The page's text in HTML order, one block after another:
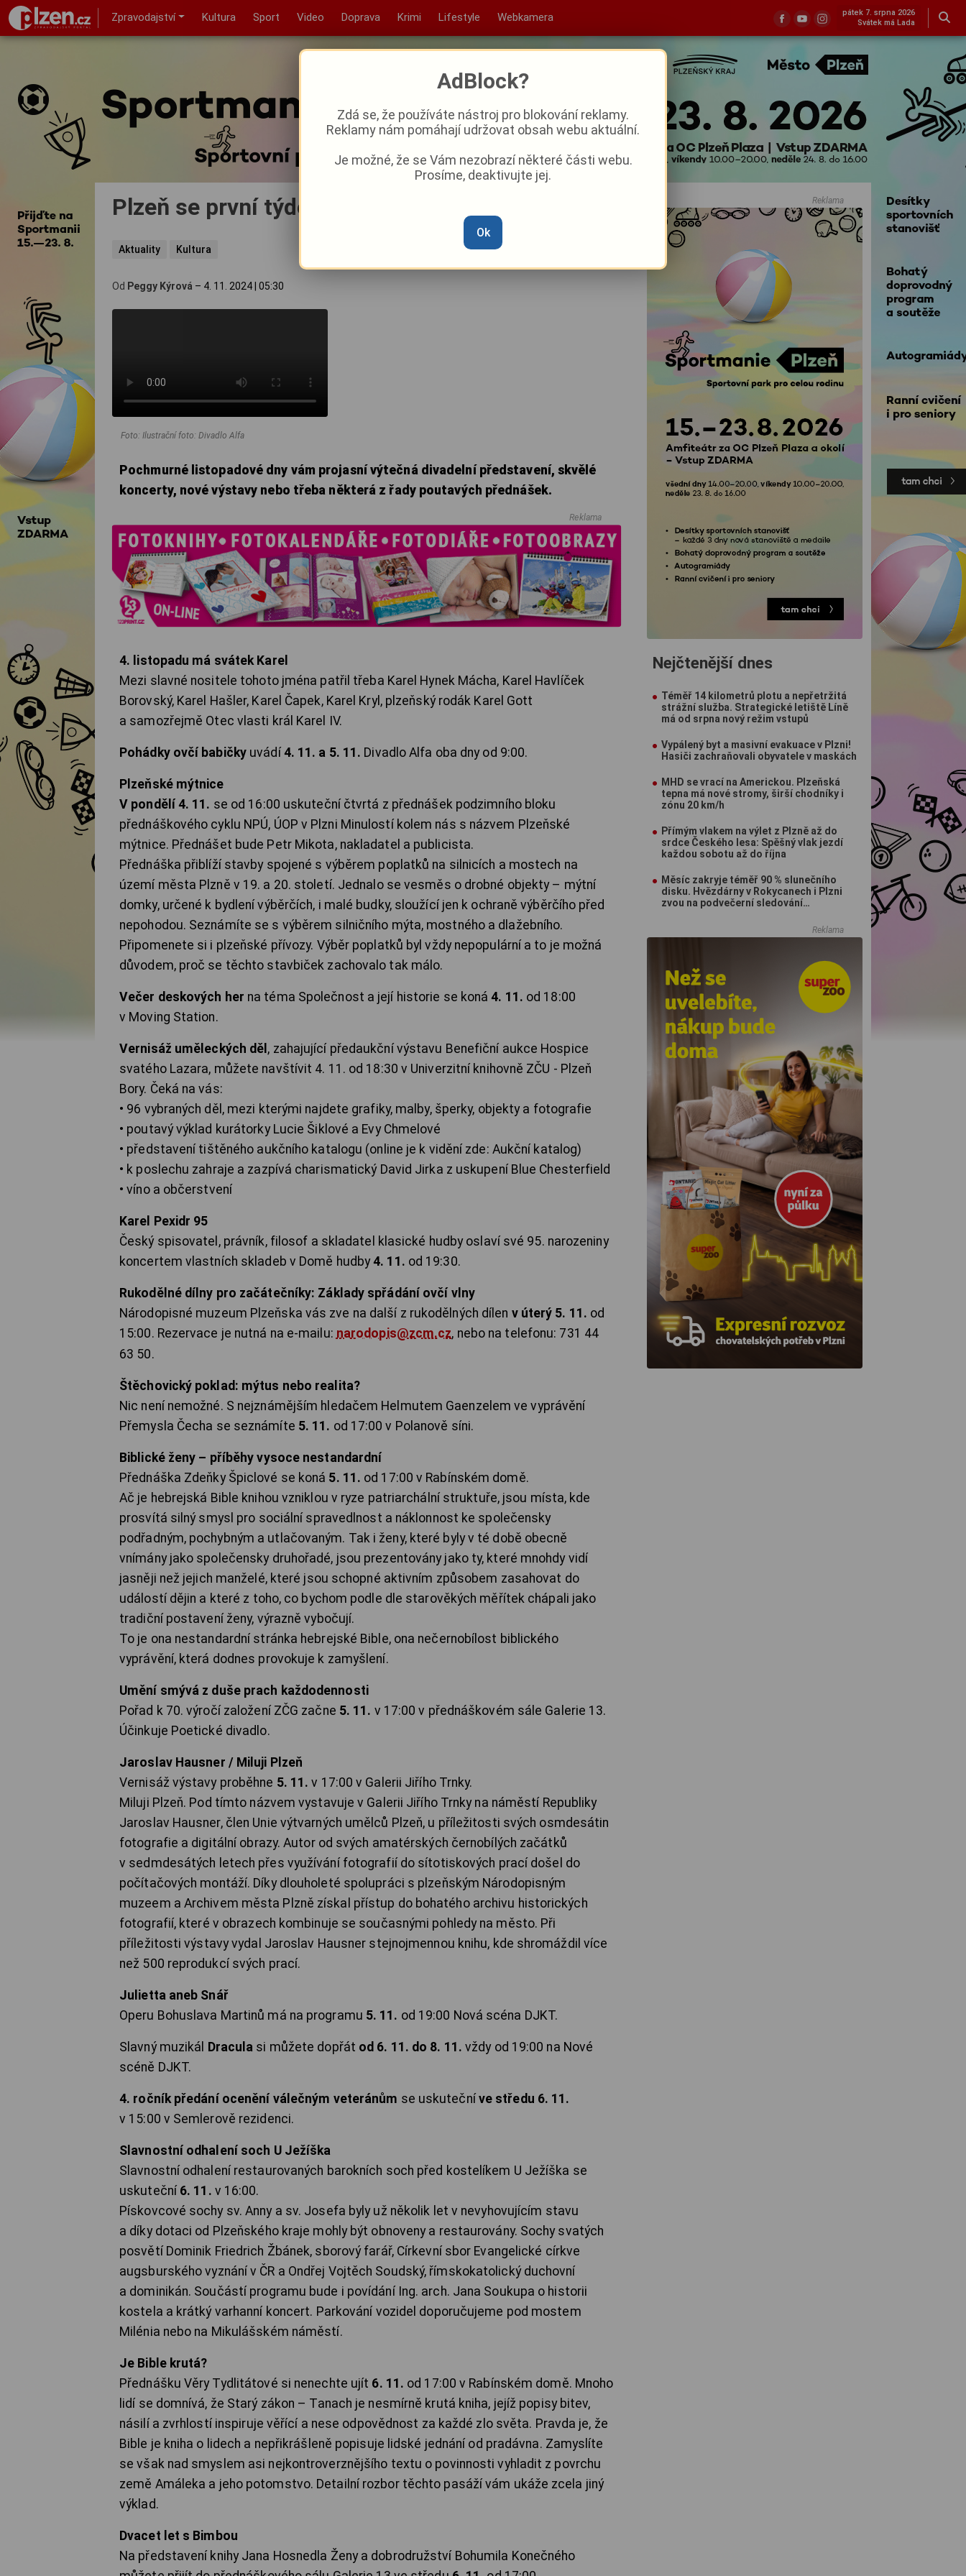
Zpravodajství Kultura Sport Video Doprava Krimi Lifestyle Webkamera
pátek 7. srpna 2026
Svátek má Lada
Plzeň se první týden v listopadu skvěle baví
Aktuality Kultura
Od Peggy Kýrová – 4. 11. 2024 05:30
Foto: Ilustrační foto: Divadlo Alfa
Pochmurné listopadové dny vám projasní výtečná divadelní představení, skvělé
koncerty, nové výstavy nebo třeba některá z řady poutavých přednášek.
Reklama
4. listopadu má svátek Karel
Mezi slavné nositele tohoto jména patřil třeba Karel Hynek Mácha, Karel Havlíček
Borovský, Karel Hašler, Karel Čapek, Karel Kryl, plzeňský rodák Karel Gott
a samozřejmě Otec vlasti král Karel IV.
Pohádky ovčí babičky uvádí4. 11. a 5. 11. Divadlo Alfa oba dny od 9:00.
Plzeňské mýtnice
V pondělí 4. 11. se od 16:00 uskuteční čtvrtá z přednášek podzimního bloku
přednáškového cyklu NPÚ, ÚOP v Plzni Minulostí kolem nás s názvem Plzeňské
mýtnice. Přednášet bude Petr Mikota, nakladatel a publicista.
Přednáška přiblíží stavby spojené s výběrem poplatků na silnicích a mostech na
území města Plzně v 19. a 20. století. Jednalo se vesměs o drobné objekty – mýtní
domky, určené k bydlení výběrčích, i malé budky, sloužící jen k ochraně výběrčího před
nepohodou. Seznámíte se s výběrem silničního mýta, mostného a dlažebního.
Připomenete si i plzeňské přívozy. Výběr poplatků byl vždy nepopulární a to je možná
důvodem, proč se těchto stavbiček zachovalo tak málo.
Večer deskových her na téma Společnost a její historie se koná4. 11. od 18:00
v Moving Station.
Vernisáž uměleckých děl , zahajující předaukční výstavu Benefiční aukce Hospice
svatého Lazara, můžete navštívit 4. 11. od 18:30 v Univerzitní knihovně ZČU - Plzeň
Bory. Čeká na vás:
• 96 vybraných děl, mezi kterými najdete grafiky, malby, šperky, objekty a fotografie
• poutavý výklad kurátorky Lucie Šiklové a Evy Chmelové
• představení tištěného aukčního katalogu (online je k vidění zde: Aukční katalog)
• k poslechu zahraje a zazpívá charismatický David Jirka z uskupení Blue Chesterfield
• víno a občerstvení
Karel Pexidr 95
Český spisovatel, právník, filosof a skladatel klasické hudby oslaví své 95. narozeniny
koncertem vlastních skladeb v Domě hudby4. 11. od 19:30.
Rukodělné dílny pro začátečníky: Základy spřádání ovčí vlny
Národopisné muzeum Plzeňska vás zve na další z rukodělných dílen v úterý 5. 11. od
15:00. Rezervace je nutná na e-mailu: narodopis@zcm.cz, nebo na telefonu: 731 44
63 50.
Štěchovický poklad: mýtus nebo realita?
Nic není nemožné. S nejznámějším hledačem Helmutem Gaenzelem ve vyprávění
Přemysla Čecha se seznámíte 5. 11. od 17:00 v Polanově síni.
Biblické ženy – příběhy vysoce nestandardní
Přednáška Zdeňky Špiclové se koná 5. 11. od 17:00 v Rabínském domě.
Ač je hebrejská Bible knihou vzniklou v ryze patriarchální struktuře, jsou místa, kde
prosvítá silný smysl pro sociální spravedlnost a náklonnost ke společensky
podřadným, pochybným a utlačovaným. Tak i ženy, které byly v té době obecně
vnímány jako společensky druhořadé, jsou prezentovány jako ty, které mnohdy vidí
jasněji než jejich manželé, které jsou schopné aktivním způsobem zasahovat do
událostí dějin a které z toho, co bychom podle dle starověkých měřítek chápali jako
tradiční postavení ženy, výrazně vybočují.
To je ona nestandardní stránka hebrejské Bible, ona nečernobílost biblického
vyprávění, která dodnes provokuje k zamyšlení.
Umění smývá z duše prach každodennosti
Pořad k 70. výročí založení ZČG začne 5. 11. v 17:00 v přednáškovém sále Galerie 13.
Účinkuje Poetické divadlo.
Jaroslav Hausner / Miluji Plzeň
Vernisáž výstavy proběhne 5. 11. v 17:00 v Galerii Jiřího Trnky.
Miluji Plzeň. Pod tímto názvem vystavuje v Galerii Jiřího Trnky na náměstí Republiky
Jaroslav Hausner, člen Unie výtvarných umělců Plzeň, u příležitosti svých osmdesátin
fotografie a digitální obrazy. Autor od svých amatérských černobílých začátků
v sedmdesátých letech přes využívání fotografií do sítotiskových prací došel do
počítačových montáží. Díky dlouholeté spolupráci s plzeňským Národopisným
muzeem a Archivem města Plzně získal přístup do bohatého archivu historických
fotografií, které v obrazech kombinuje se současnými pohledy na město. Při
příležitosti výstavy vydal Jaroslav Hausner stejnojmennou knihu, kde shromáždil více
než 500 reprodukcí svých prací.
Julietta aneb Snář
Operu Bohuslava Martinů má na programu 5. 11. od 19:00 Nová scéna DJKT.
Slavný muzikál Dracula si můžete dopřát od 6. 11. do 8. 11. vždy od 19:00 na Nové
scéně DJKT.
4. ročník předání ocenění válečným veteránům se uskuteční ve středu 6. 11.
v 15:00 v Semlerově rezidenci.
Slavnostní odhalení soch U Ježíška
Slavnostní odhalení restaurovaných barokních soch před kostelíkem U Ježíška se
uskuteční 6. 11. v 16:00.
Pískovcové sochy sv. Anny a sv. Josefa byly už několik let v nevyhovujícím stavu
a díky dotaci od Plzeňského kraje mohly být obnoveny a restaurovány. Sochy svatých
posvětí Dominik Friedrich Žbánek, sborový farář, Církevní sbor Evangelické církve
augsburského vyznání v ČR a Ondřej Vojtěch Soudský, římskokatolický duchovní
a dominikán. Součástí programu bude i povídání Ing. arch. Jana Soukupa o historii
kostela a krátký varhanní koncert. Parkování vozidel doporučujeme pod mostem
Milénia nebo na Mikulášském náměstí.
Je Bible krutá?
Přednášku Věry Tydlitátové si nenechte ujít 6. 11. od 17:00 v Rabínském domě. Mnoho
lidí se domnívá, že Starý zákon – Tanach je nesmírně krutá kniha, jejíž popisy bitev,
násilí a zvrhlostí inspiruje věřící a nese odpovědnost za každé zlo světa. Pravda je, že
Bible je kniha o lidech a nepřikrášleně popisuje lidské jednání od pradávna. Zamyslíte
se však nad smyslem asi nejkontroverznějšího textu o povinnosti vyhladit z povrchu
země Amáleka a jeho potomstvo. Detailní rozbor těchto pasáží vám ukáže zcela jiný
výklad.
Dvacet let s Bimbou
Na představení knihy Jana Hosnedla Ženy a dobrodružství Bohumila Konečného
Reklama
Nejčtenější dnes
Téměř 14 kilometrů plotu a nepřetržitá
strážní služba. Strategické letiště Líně
má od srpna nový režim vstupů
Vypálený byt a masivní evakuace v Plzni!
Hasiči zachraňovali obyvatele v maskách
MHD se vrací na Americkou. Plzeňská
tepna má nové stromy, širší chodníky i
zónu 20 km/h
Přímým vlakem na výlet z Plzně až do
srdce Českého lesa: Spěšný vlak jezdí
každou sobotu až do října
Měsíc zakryje téměř 90 % slunečního
disku. Hvězdárny v Rokycanech i Plzni
zvou na podvečerní sledování
Reklama
AdBlock?
Zdá se, že používáte nástroj pro blokování reklamy.
Reklamy nám pomáhají udržovat obsah webu aktuální.
Je možné, že se Vám nezobrazí některé části webu.
Prosíme, deaktivujte jej.
Ok